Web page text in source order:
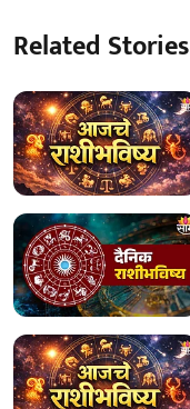
Related Stories